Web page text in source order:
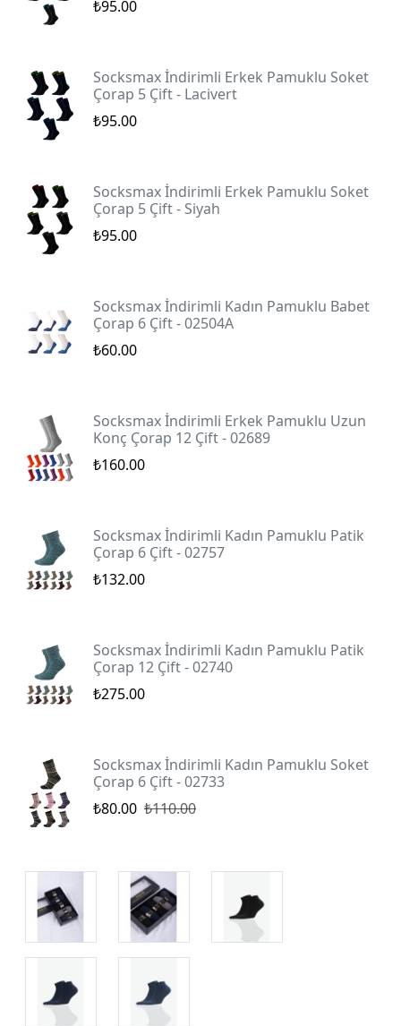
₺95.00
Socksmax İndirimli Erkek Pamuklu Soket
Çorap 5 Çift - Lacivert
₺95.00
Socksmax İndirimli Erkek Pamuklu Soket
Çorap 5 Çift - Siyah
₺95.00
Socksmax İndirimli Kadın Pamuklu Babet
Çorap 6 Çift - 02504A
₺60.00
Socksmax İndirimli Erkek Pamuklu Uzun
Konç Çorap 12 Çift - 02689
₺160.00
Socksmax İndirimli Kadın Pamuklu Patik
Çorap 6 Çift - 02757
₺132.00
Socksmax İndirimli Kadın Pamuklu Patik
Çorap 12 Çift - 02740
₺275.00
Socksmax İndirimli Kadın Pamuklu Soket
Çorap 6 Çift - 02733
₺80.00 ₺110.00